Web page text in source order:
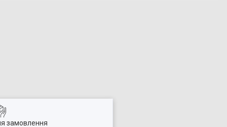
замовлення